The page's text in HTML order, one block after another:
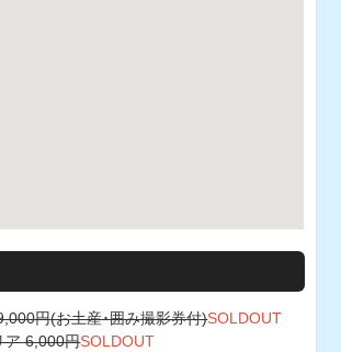
円(お土産･囲み撮影券付)SOLDOUT
ア 6,000円SOLDOUT